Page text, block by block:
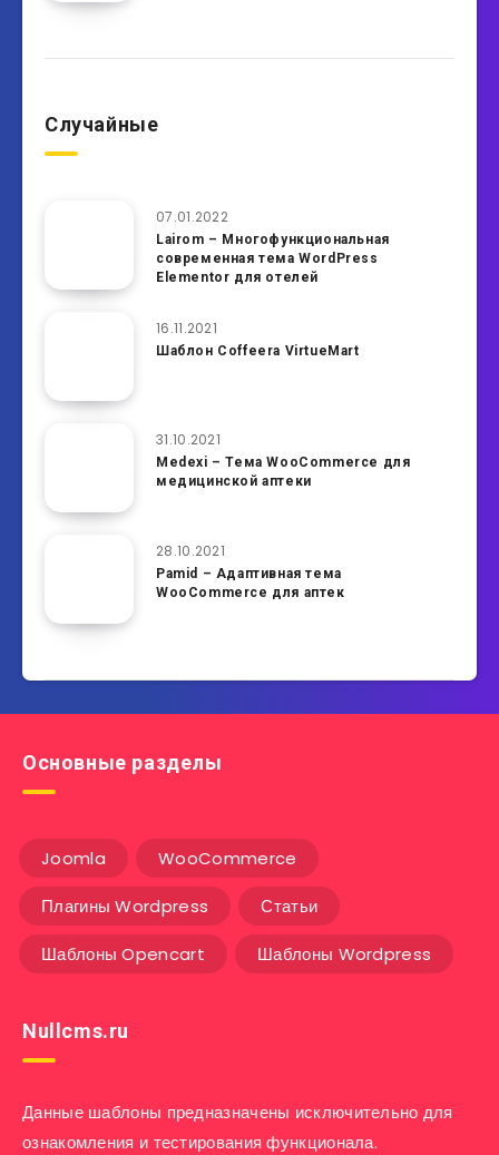
Случайные
07.01.2022
Lairom – Многофункциональная
современная тема WordPress
Elementor для отелей
16.11.2021
Шаблон Coffeera VirtueMart
31.10.2021
Medexi – Тема WooCommerce для
медицинской аптеки
28.10.2021
Pamid – Адаптивная тема
WooCommerce для аптек
Основные разделы
Joomla WooCommerce
Плагины Wordpress Статьи
Шаблоны Opencart Шаблоны Wordpress
Nullcms.ru
Данные шаблоны предназначены исключительно для
ознакомления и тестирования функционала.